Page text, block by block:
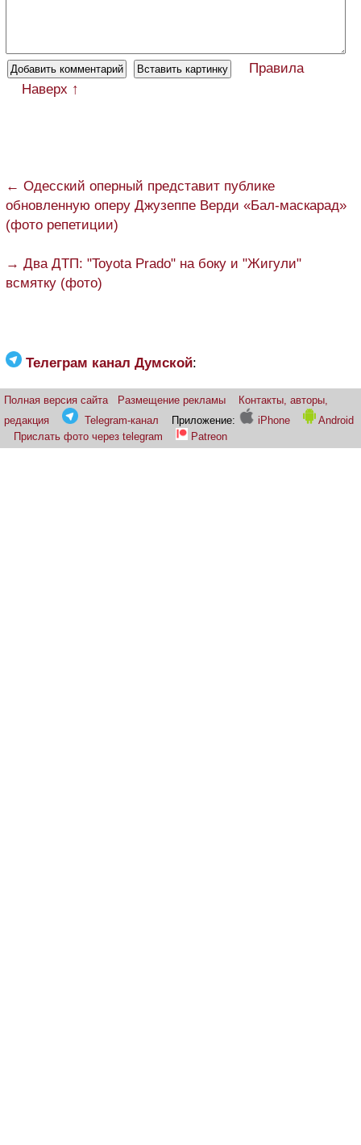
Правила
Наверх ↑
← Одесский оперный представит публике
обновленную оперу Джузеппе Верди «Бал-маскарад»
(фото репетиции)
→ Два ДТП: "Toyota Prado" на боку и "Жигули"
всмятку (фото)
Телеграм канал Думской:
Полная версия сайта Размещение рекламы
Контакты, авторы,
редакция
Telegram-канал Приложение: iPhone
Android
Прислать фото через telegram
Patreon